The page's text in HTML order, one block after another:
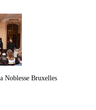
Noblesse Bruxelles